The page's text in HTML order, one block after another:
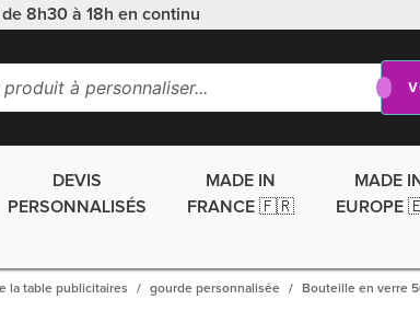
8h30 à 18h en continu
DEVIS
PERSONNALISÉS
MADE IN
FRANCE 🇫🇷
MADE IN
EUROPE
la table publicitaires gourde personnalisée Bouteille en verre